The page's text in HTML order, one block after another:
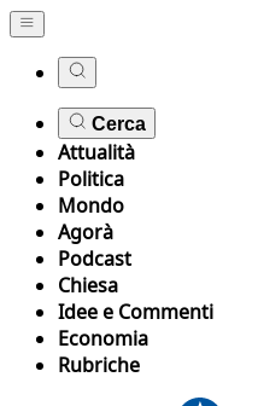
Cerca
Attualità
Politica
Mondo
Agorà
Podcast
Chiesa
Idee e Commenti
Economia
Rubriche